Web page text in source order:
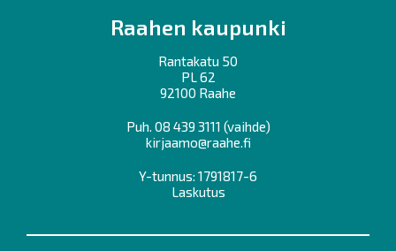
Raahen kaupunki
Rantakatu 50
PL 62
92100 Raahe
Puh. 08 439 3111 (vaihde)
kirjaamo@raahe.fi
Y-tunnus: 1791817-6
Laskutus